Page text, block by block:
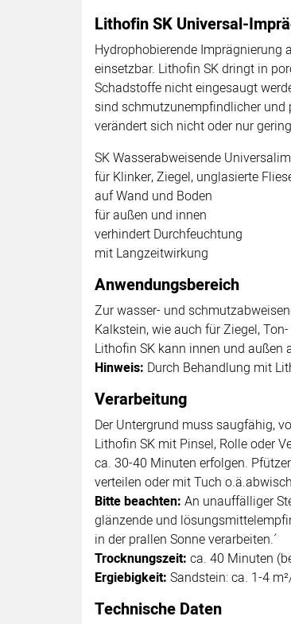
Lithofin SK Universal-
Hydrophobierende
einsetzbar. Lithofin SK dringt in
Schadstoffe nicht eingesaugt
sind schmutzunempfindlicher und
verändert sich nicht oder nur
SK Wasserabweisende
für Klinker, Ziegel, unglasierte
auf Wand und Boden
für außen und innen
verhindert Durchfeuchtung
mit Langzeitwirkung
Anwendungsbereich
Zur wasser- und
Kalkstein, wie auch für Ziegel,
Lithofin SK kann innen und außen
Hinweis: Durch Behandlung mit
Verarbeitung
Der Untergrund muss saugfähig,
Lithofin SK mit Pinsel, Rolle oder
ca. 30-40 Minuten erfolgen.
verteilen oder mit Tuch
Bitte beachten: An unauffälliger
glänzende und
in der prallen Sonne verarbeiten.´
Trocknungszeit: ca. 40 Minuten
Ergiebigkeit: Sandstein: ca. 1-4
Technische Daten